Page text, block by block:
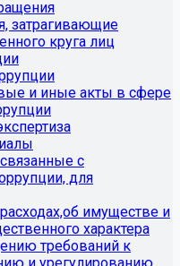
затрагивающие
круга лиц
и иные акты в сфере
с
для
имуществе и
характера
требований к